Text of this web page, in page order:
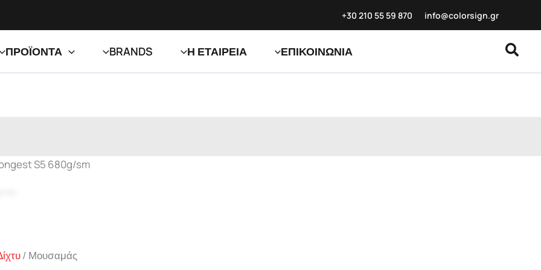
+30 210 55 59 870 info@colorsign.gr
ΠΡΟΪΟΝΤΑ BRANDS Η ΕΤΑΙΡΕΙΑ ΕΠΙΚΟΙΝΩΝΙΑ
S5 680g/sm
/ Μουσαμάς